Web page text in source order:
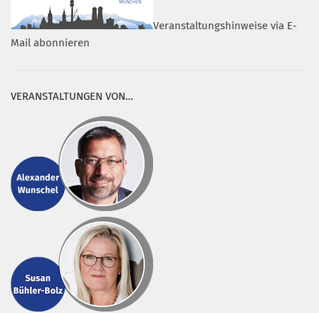
Veranstaltungshinweise via E-
Mail abonnieren
VERANSTALTUNGEN VON…